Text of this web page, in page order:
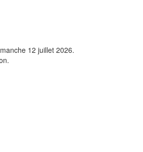
12 juillet 2026.